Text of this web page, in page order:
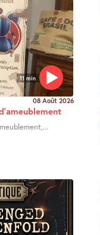
11 min
08 Août 2026